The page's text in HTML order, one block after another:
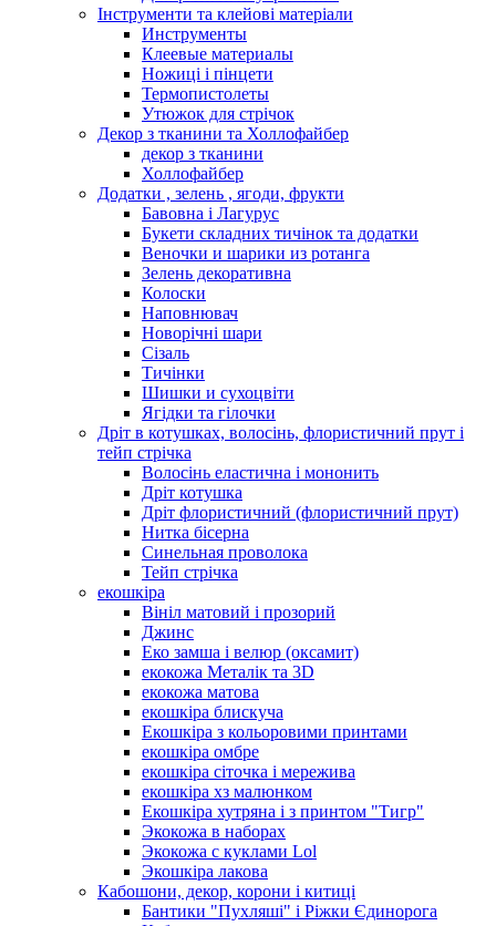
Інструменти та клейові матеріали
Инструменты
Клеевые материалы
Ножиці і пінцети
Термопистолеты
Утюжок для стрічок
Декор з тканини та Холлофайбер
декор з тканини
Холлофайбер
Додатки , зелень , ягоди, фрукти
Бавовна і Лагурус
Букети складних тичінок та додатки
Веночки и шарики из ротанга
Зелень декоративна
Колоски
Наповнювач
Новорічні шари
Сізаль
Тичінки
Шишки и сухоцвіти
Ягідки та гілочки
Дріт в котушках, волосінь, флористичний прут і
тейп стрічка
Волосінь еластична і мононить
Дріт котушка
Дріт флористичний (флористичний прут)
Нитка бісерна
Синельная проволока
Тейп стрічка
екошкіра
Вініл матовий і прозорий
Джинс
Еко замша і велюр (оксамит)
екокожа Металік та 3D
екокожа матова
екошкіра блискуча
Екошкіра з кольоровими принтами
екошкіра омбре
екошкіра сіточка і мережива
екошкіра хз малюнком
Екошкіра хутряна і з принтом "Тигр"
Экокожа в наборах
Экокожа с куклами Lol
Экошкiра лакова
Кабошони, декор, корони і китиці
Бантики "Пухляші" і Ріжки Єдинорога